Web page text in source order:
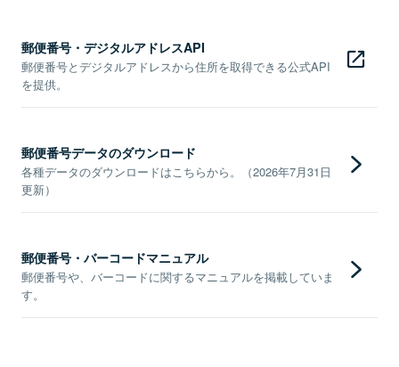
郵便番号・デジタルアドレスAPI
郵便番号とデジタルアドレスから住所を取得できる公式API
を提供。
郵便番号データのダウンロード
各種データのダウンロードはこちらから。（2026年7月31日
更新）
郵便番号・バーコードマニュアル
郵便番号や、バーコードに関するマニュアルを掲載していま
す。